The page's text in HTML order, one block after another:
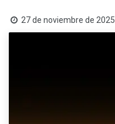
27 de noviembre de 2025